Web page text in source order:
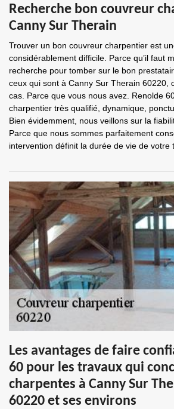
Recherche bon couvreur
Canny Sur Therain
Trouver un bon couvreur charpentier est
considérablement difficile. Parce qu’il faut
recherche pour tomber sur le bon
ceux qui sont à Canny Sur Therain 60220,
cas. Parce que vous nous avez. Renolde
charpentier très qualifié, dynamique,
Bien évidemment, nous veillons sur la
Parce que nous sommes parfaitement
intervention définit la durée de vie de votre
Les avantages de faire
60 pour les travaux qui
charpentes à Canny Sur
60220 et ses environs